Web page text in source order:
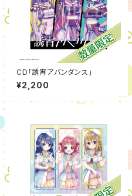
CD「誘宵アバンダンス」
¥2,200